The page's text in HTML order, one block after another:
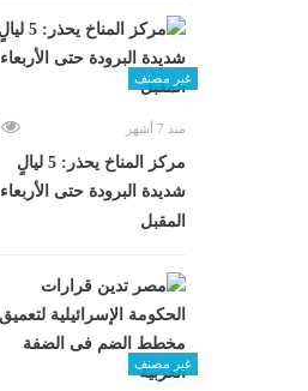
غير مصنف
منذ 7 أشهر
مركز المناخ يحذر: 5 ليالٍ
شديدة البرودة حتى الأربعاء
المقبل
غير مصنف